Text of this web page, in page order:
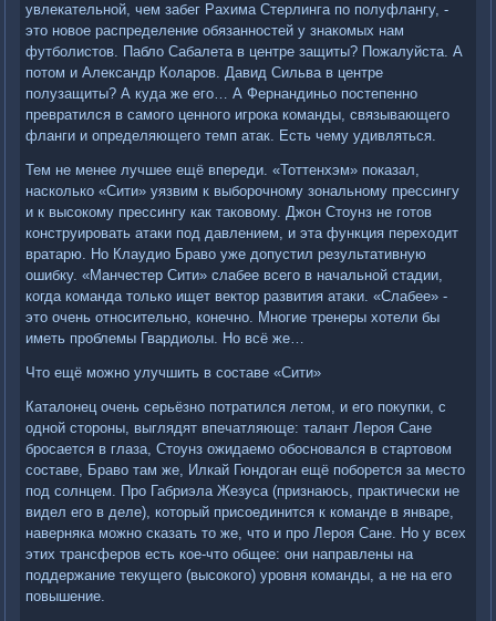
увлекательной, чем забег Рахима Стерлинга по полуфлангу, -
это новое распределение обязанностей у знакомых нам
футболистов. Пабло Сабалета в центре защиты? Пожалуйста. А
потом и Александр Коларов. Давид Сильва в центре
полузащиты? А куда же его… А Фернандиньо постепенно
превратился в самого ценного игрока команды, связывающего
фланги и определяющего темп атак. Есть чему удивляться.
Тем не менее лучшее ещё впереди. «Тоттенхэм» показал,
насколько «Сити» уязвим к выборочному зональному прессингу
и к высокому прессингу как таковому. Джон Стоунз не готов
конструировать атаки под давлением, и эта функция переходит
вратарю. Но Клаудио Браво уже допустил результативную
ошибку. «Манчестер Сити» слабее всего в начальной стадии,
когда команда только ищет вектор развития атаки. «Слабее» -
это очень относительно, конечно. Многие тренеры хотели бы
иметь проблемы Гвардиолы. Но всё же…
Что ещё можно улучшить в составе «Сити»
Каталонец очень серьёзно потратился летом, и его покупки, с
одной стороны, выглядят впечатляюще: талант Лероя Сане
бросается в глаза, Стоунз ожидаемо обосновался в стартовом
составе, Браво там же, Илкай Гюндоган ещё поборется за место
под солнцем. Про Габриэла Жезуса (признаюсь, практически не
видел его в деле), который присоединится к команде в январе,
наверняка можно сказать то же, что и про Лероя Сане. Но у всех
этих трансферов есть кое-что общее: они направлены на
поддержание текущего (высокого) уровня команды, а не на его
повышение.